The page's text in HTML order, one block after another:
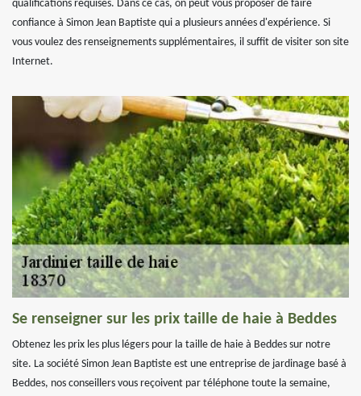
qualifications requises. Dans ce cas, on peut vous proposer de faire
confiance à Simon Jean Baptiste qui a plusieurs années d'expérience. Si
vous voulez des renseignements supplémentaires, il suffit de visiter son site
Internet.
Se renseigner sur les prix taille de haie à Beddes
Obtenez les prix les plus légers pour la taille de haie à Beddes sur notre
site. La société Simon Jean Baptiste est une entreprise de jardinage basé à
Beddes, nos conseillers vous reçoivent par téléphone toute la semaine,